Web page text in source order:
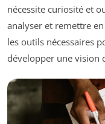
nécessite curiosité et
analyser et remettre
les outils nécessaires
développer une vision